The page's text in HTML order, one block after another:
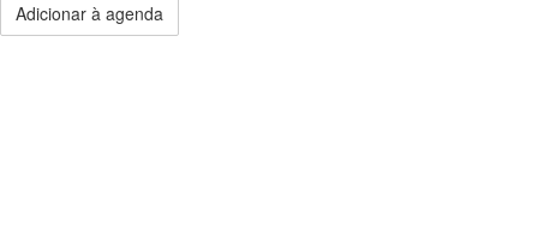
Adicionar à agenda